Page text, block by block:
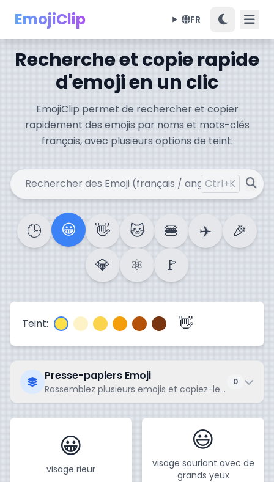
EmojiClip FR
Recherche et copie rapide
d'emoji en un clic
EmojiClip permet de rechercher et copier
rapidement des emojis par noms et mots-clés
français, avec plusieurs options de teint.
Ctrl+K
🕒 😀 👋 🐱 🍔 ✈️
🎉
💎
⚛️ 🚩
Teint: 👋
Presse-papiers Emoji
Rassemblez plusieurs emojis et copiez-les ensemble
0
😀
visage rieur
😃
visage souriant avec de
grands yeux